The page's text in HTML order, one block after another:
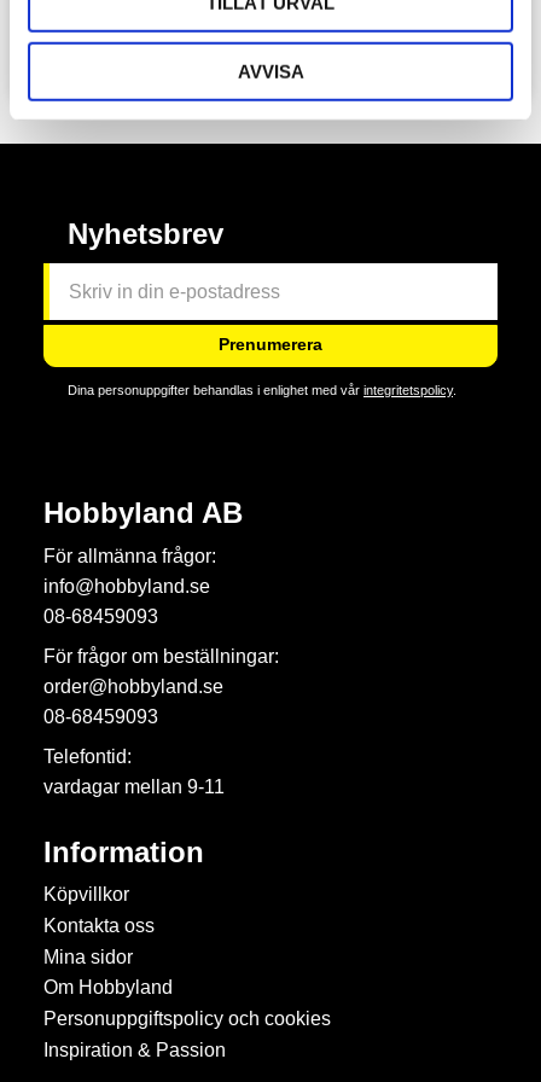
AVVISA
Nyhetsbrev
Prenumerera
Dina personuppgifter behandlas i enlighet med vår integritetspolicy.
Hobbyland AB
För allmänna frågor:
info@hobbyland.se
08-68459093
För frågor om beställningar:
order@hobbyland.se
08-68459093
Telefontid:
vardagar mellan 9-11
Information
Köpvillkor
Kontakta oss
Mina sidor
Om Hobbyland
Personuppgiftspolicy och cookies
Inspiration & Passion